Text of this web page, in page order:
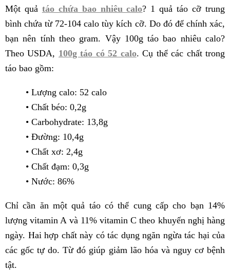
Một quả táo chứa bao nhiêu calo? 1 quả táo cỡ trung
bình chứa từ 72-104 calo tùy kích cỡ. Do đó để chính xác,
bạn nên tính theo gram. Vậy 100g táo bao nhiêu calo?
Theo USDA, 100g táo có 52 calo. Cụ thể các chất trong
táo bao gồm:
• Lượng calo: 52 calo
• Chất béo: 0,2g
• Carbohydrate: 13,8g
• Đường: 10,4g
• Chất xơ: 2,4g
• Chất đạm: 0,3g
• Nước: 86%
Chỉ cần ăn một quả táo có thể cung cấp cho bạn 14%
lượng vitamin A và 11% vitamin C theo khuyến nghị hàng
ngày. Hai hợp chất này có tác dụng ngăn ngừa tác hại của
các gốc tự do. Từ đó giúp giảm lão hóa và nguy cơ bệnh
tật.